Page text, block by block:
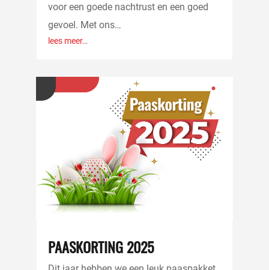
voor een goede nachtrust en een goed
gevoel. Met ons…
lees meer…
PAASKORTING 2025